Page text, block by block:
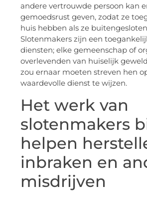
andere vertrouwde persoon kan
gemoedsrust geven, zodat ze
huis hebben als ze
Slotenmakers zijn een
diensten; elke gemeenschap of
overlevenden van huiselijk
zou ernaar moeten streven hen
waardevolle dienst te wijzen.
Het werk van
slotenmakers
helpen
inbraken en
misdrijven